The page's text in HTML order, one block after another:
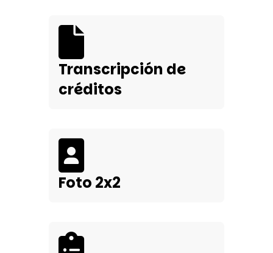
Transcripción de
créditos
Foto 2x2